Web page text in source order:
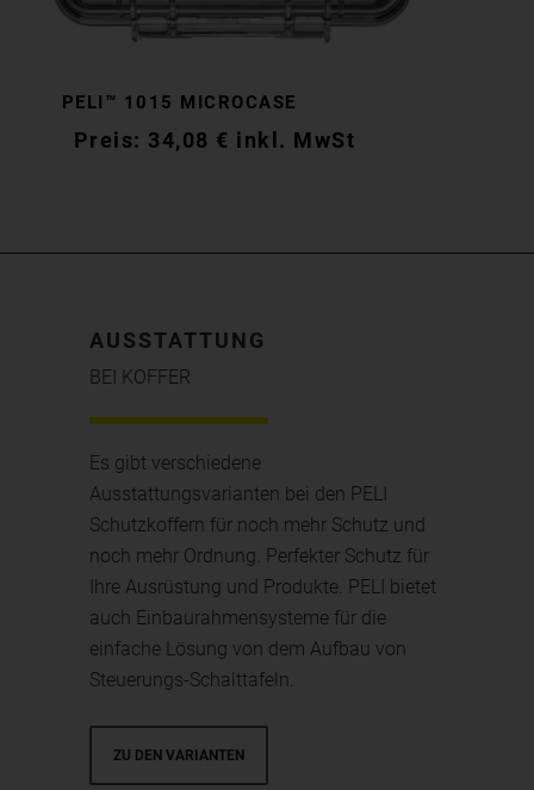
PELI™ 1015 MICROCASE
34,08 € inkl. MwSt
AUSSTATTUNG
BEI KOFFER
Es gibt verschiedene
Ausstattungsvarianten bei den PELI
Schutzkoffern für noch mehr Schutz und
noch mehr Ordnung. Perfekter Schutz für
Ihre Ausrüstung und Produkte. PELI bietet
auch Einbaurahmensysteme für die
einfache Lösung von dem Aufbau von
Steuerungs-Schalttafeln.
ZU DEN VARIANTEN